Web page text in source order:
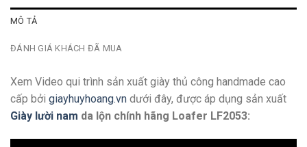
MÔ TẢ
ĐÁNH GIÁ KHÁCH ĐÃ MUA
Xem Video qui trình sản xuất giày thủ công handmade cao
cấp bởi giayhuyhoang.vn dưới đây, được áp dụng sản xuất
Giày lười nam da lộn chính hãng Loafer LF2053: